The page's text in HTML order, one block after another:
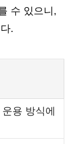
수 있으니,
.
용 방식에